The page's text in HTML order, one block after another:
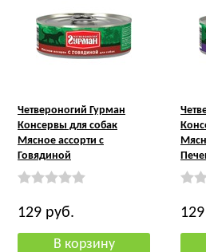
Четвероногий Гурман
Консервы для собак
Мясное ассорти с
Говядиной
129 руб. 129